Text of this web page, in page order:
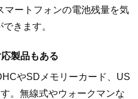
マートフォンの電池残量を気
きます。
製品もある
やSDメモリーカード、US
。無線式やウォークマンな